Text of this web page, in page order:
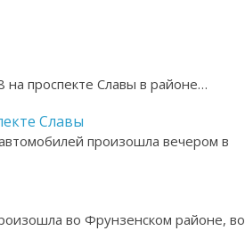
проспекте Славы в районе…
Славы
произошла вечером в
во Фрунзенском районе, во